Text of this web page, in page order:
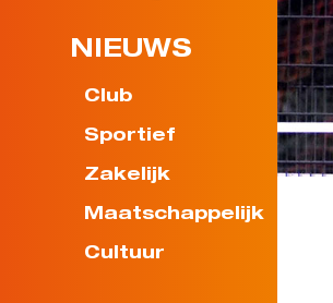
NIEUWS
Club
Sportief
Zakelijk
Maatschappelijk
Cultuur